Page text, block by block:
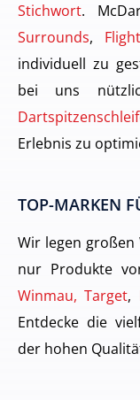
Stichwort.
Surrounds,
individuell zu
bei uns
Erlebnis zu
TOP-MARKEN
Wir legen
nur Produkte
Winmau, Target,
Entdecke die
der hohen